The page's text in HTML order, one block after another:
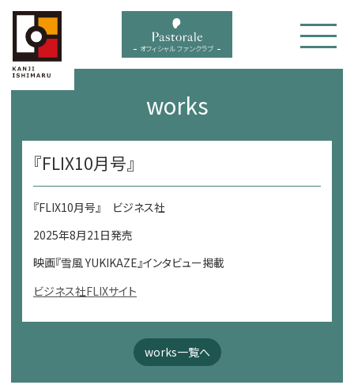
menu オフィシャル ファンクラブ
works
『FLIX10月号』
『FLIX10月号』 ビジネス社
2025年8月21日発売
映画『雪風 YUKIKAZE』インタビュー掲載
ビジネス社FLIXサイト
works一覧へ